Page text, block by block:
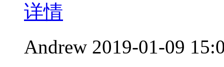
详情
Andrew 2019-01-09